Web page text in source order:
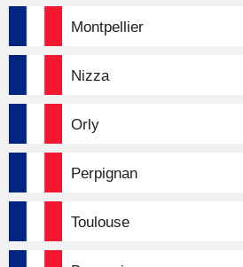
Montpellier
Nizza
Orly
Perpignan
Toulouse